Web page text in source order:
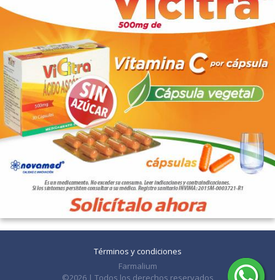
Términos y condiciones
Farmalium
©2026 | Todos los derechos reservados